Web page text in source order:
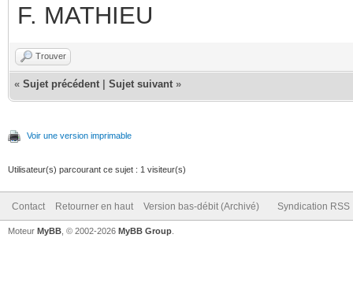
F. MATHIEU
Trouver
« Sujet précédent Sujet suivant »
Voir une version imprimable
Utilisateur(s) parcourant ce sujet : 1 visiteur(s)
Contact Retourner en haut Version bas-débit (Archivé) Syndication RSS
Moteur MyBB , © 2002-2026 MyBB Group